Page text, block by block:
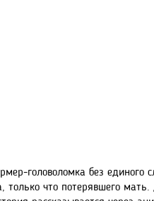
головоломка без единого
только что потерявшего